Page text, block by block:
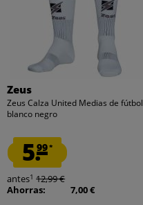
Zeus
Zeus Calza United Medias de fútbol
blanco negro
5.99*
antes1 12,99 €
Ahorras:
7,00 €